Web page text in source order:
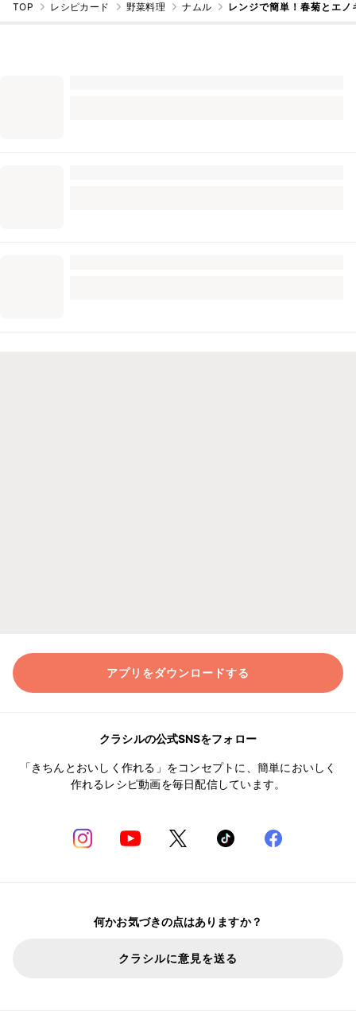
TOP レシピカード 野菜料理 ナムル レンジで簡単！春菊とエノ
アプリをダウンロードする
クラシルの公式SNSをフォロー
「きちんとおいしく作れる」をコンセプトに、簡単においしく
作れるレシピ動画を毎日配信しています。
何かお気づきの点はありますか？
クラシルに意見を送る